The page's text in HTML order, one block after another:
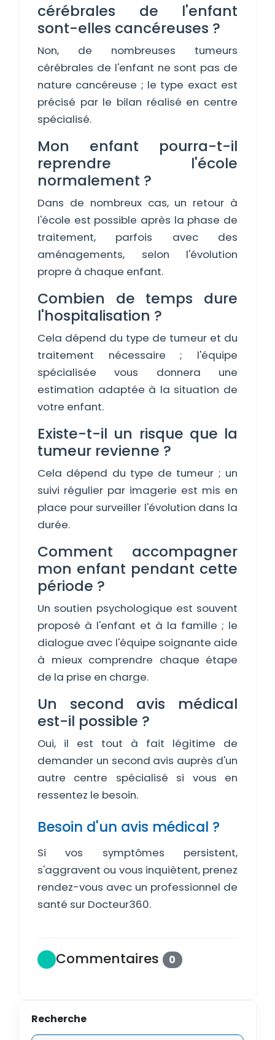
cérébrales de l'enfant
sont-elles cancéreuses ?
Non, de nombreuses tumeurs
cérébrales de l'enfant ne sont pas de
nature cancéreuse ; le type exact est
précisé par le bilan réalisé en centre
spécialisé.
Mon enfant pourra-t-il
reprendre l'école
normalement ?
Dans de nombreux cas, un retour à
l'école est possible après la phase de
traitement, parfois avec des
aménagements, selon l'évolution
propre à chaque enfant.
Combien de temps dure
l'hospitalisation ?
Cela dépend du type de tumeur et du
traitement nécessaire ; l'équipe
spécialisée vous donnera une
estimation adaptée à la situation de
votre enfant.
Existe-t-il un risque que la
tumeur revienne ?
Cela dépend du type de tumeur ; un
suivi régulier par imagerie est mis en
place pour surveiller l'évolution dans la
durée.
Comment accompagner
mon enfant pendant cette
période ?
Un soutien psychologique est souvent
proposé à l'enfant et à la famille ; le
dialogue avec l'équipe soignante aide
à mieux comprendre chaque étape
de la prise en charge.
Un second avis médical
est-il possible ?
Oui, il est tout à fait légitime de
demander un second avis auprès d'un
autre centre spécialisé si vous en
ressentez le besoin.
Besoin d'un avis médical ?
Si vos symptômes persistent,
s'aggravent ou vous inquiètent, prenez
rendez-vous avec un professionnel de
santé sur Docteur360.
Commentaires 0
Recherche